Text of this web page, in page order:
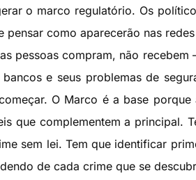
o marco regulatório. Os
pensar como aparecerão nas
as pessoas compram, não
e seus problemas de
O Marco é a base
que complementem a principal.
sem lei. Tem que identificar
de cada crime que se